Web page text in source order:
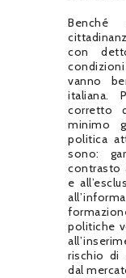
con
vanno
italiana.
corretto
minimo
politica
sono:
contrasto
e
politiche
rischio di
dal